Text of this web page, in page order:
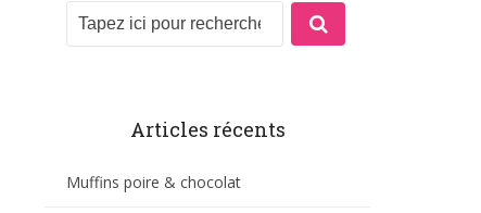
Articles récents
Muffins poire & chocolat